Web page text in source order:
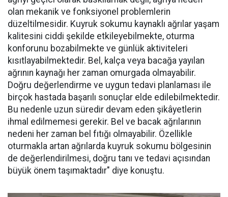
olan mekanik ve fonksiyonel problemlerin
düzeltilmesidir. Kuyruk sokumu kaynaklı ağrılar yaşam
kalitesini ciddi şekilde etkileyebilmekte, oturma
konforunu bozabilmekte ve günlük aktiviteleri
kısıtlayabilmektedir. Bel, kalça veya bacağa yayılan
ağrının kaynağı her zaman omurgada olmayabilir.
Doğru değerlendirme ve uygun tedavi planlaması ile
birçok hastada başarılı sonuçlar elde edilebilmektedir.
Bu nedenle uzun süredir devam eden şikâyetlerin
ihmal edilmemesi gerekir. Bel ve bacak ağrılarının
nedeni her zaman bel fıtığı olmayabilir. Özellikle
oturmakla artan ağrılarda kuyruk sokumu bölgesinin
de değerlendirilmesi, doğru tanı ve tedavi açısından
büyük önem taşımaktadır" diye konuştu.